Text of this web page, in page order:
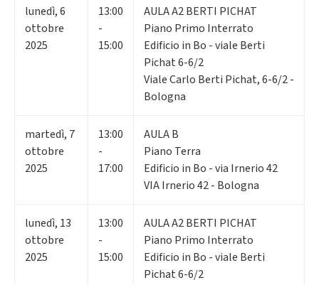
lunedì,6
ottobre
2025
13:00
-
15:00
AULA A2 BERTI PICHAT
Piano Primo Interrato
Edificio in Bo - viale Berti
Pichat 6-6/2
Viale Carlo Berti Pichat, 6-6/2 -
Bologna
martedì, 7
ottobre
2025
13:00
-
17:00
AULA B
Piano Terra
Edificio in Bo - via Irnerio 42
VIA Irnerio 42 - Bologna
lunedì, 13
ottobre
2025
13:00
-
15:00
AULA A2 BERTI PICHAT
Piano Primo Interrato
Edificio in Bo - viale Berti
Pichat 6-6/2